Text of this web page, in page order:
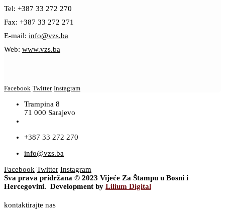
Tel: +387 33 272 270
Fax: +387 33 272 271
E-mail: info@vzs.ba
Web: www.vzs.ba
Facebook Twitter Instagram
Trampina 8
71 000 Sarajevo
+387 33 272 270
info@vzs.ba
Facebook Twitter Instagram
Sva prava pridržana © 2023 Vijeće Za Štampu u Bosni i
Hercegovini. Development by Lilium Digital
kontaktirajte nas